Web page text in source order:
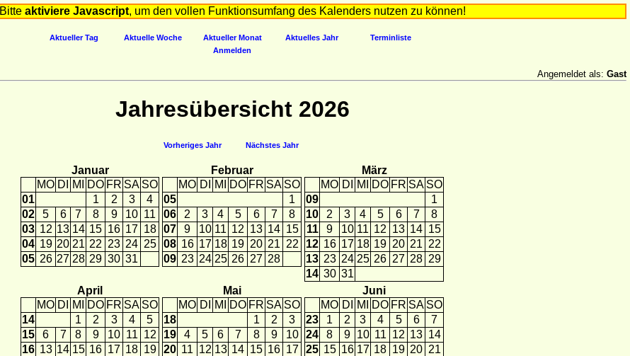
Bitte aktiviere Javascript, um den vollen Funktionsumfang des Kalenders nutzen zu können!
Aktueller Tag Aktuelle Woche Aktueller Monat Aktuelles Jahr
Terminliste
Anmelden
Angemeldet als: Gast
Jahresübersicht 2026
Vorheriges Jahr Nächstes Jahr
Januar
MO DI MI DO FR SA SO
01
1 2 3
4
02
5 6 7 8 9 10 11
03 12 13 14 15 16 17 18
04 19 20 21 22 23 24 25
05 26 27 28 29 30 31
Februar
MO DI MI DO FR SA SO
05
1
06
2 3 4 5 6 7
8
07
9 10 11 12 13 14 15
08 16 17 18 19 20 21 22
09 23 24 25 26 27 28
März
MO DI MI DO FR SA SO
09
1
10
2 3 4 5 6 7
8
11
9 10 11 12 13 14 15
12 16 17 18 19 20 21 22
13 23 24 25 26 27 28 29
14 30 31
April
MO DI MI DO FR SA SO
14
1 2 3 4
5
15
6 7 8 9 10 11 12
16 13 14 15 16 17 18 19
Mai
MO DI MI DO FR SA SO
18
1 2
3
19
4 5 6 7 8 9
10
20 11 12 13 14 15 16 17
Juni
MO DI MI DO FR SA SO
23
1 2 3 4 5 6
7
24
8 9 10 11 12 13 14
25 15 16 17 18 19 20 21